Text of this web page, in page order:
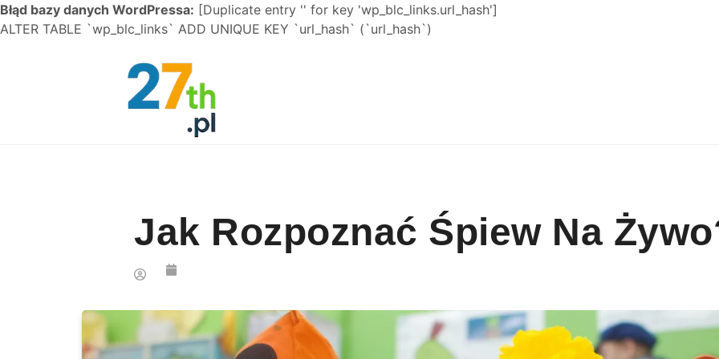
Błąd bazy danych WordPressa: [Duplicate entry '' for key 'wp_blc_links.url_hash']
ALTER TABLE `wp_blc_links` ADD UNIQUE KEY `url_hash` (`url_hash`)
Jak Rozpoznać Śpiew Na